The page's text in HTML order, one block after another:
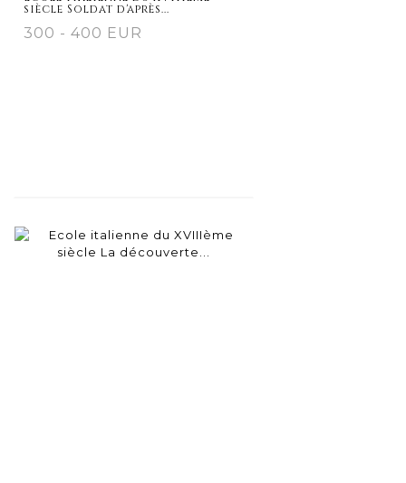
siècle Soldat d'après...
300 - 400 EUR